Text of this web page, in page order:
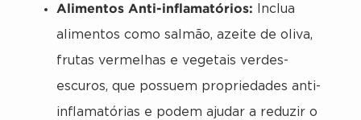
Alimentos Anti-inflamatórios: Inclua
alimentos como salmão, azeite de oliva,
frutas vermelhas e vegetais verdes-
escuros, que possuem propriedades anti-
inflamatórias e podem ajudar a reduzir o